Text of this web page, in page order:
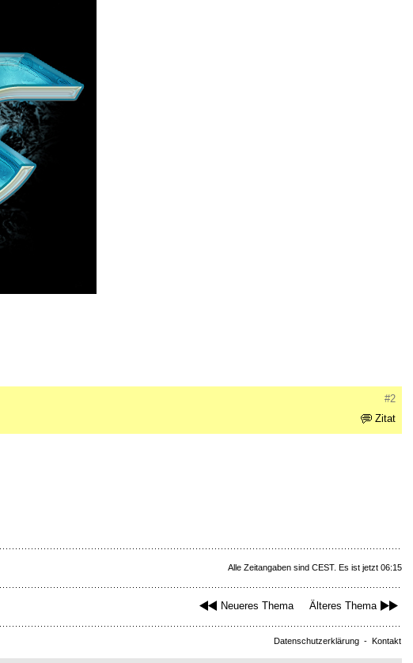
#2
Zitat
Alle Zeitangaben sind CEST. Es ist jetzt 06:15
Neueres Thema Älteres Thema
Datenschutzerklärung - Kontakt